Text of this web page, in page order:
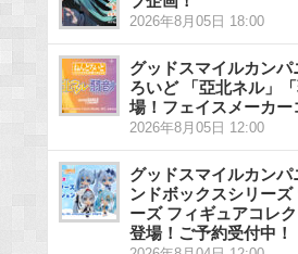
2026年8月05日 18:00
グッドスマイルカン
ろいど 「亞北ネル」
場！フェイスメーカー
2026年8月05日 12:00
グッドスマイルカンパ
ンドボックスシリーズ
ーズ フィギュアコレ
登場！ご予約受付中！